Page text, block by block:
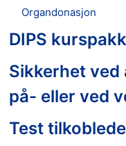
Organdonasjon
DIPS
Sikkerhet
på- eller ved
Test tilkoblede